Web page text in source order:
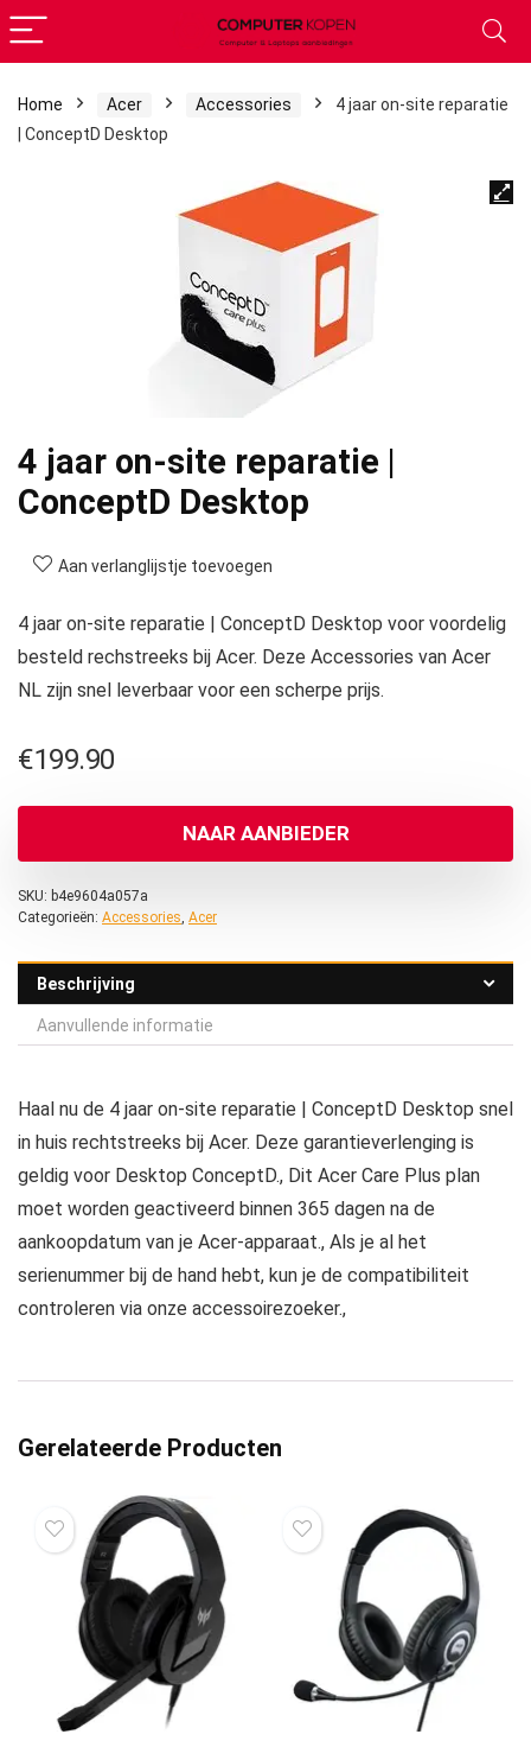
Home Acer Accessories
4 jaar on-site reparatie
| ConceptD Desktop
4 jaar on-site reparatie |
ConceptD Desktop
Aan verlanglijstje toevoegen
4 jaar on-site reparatie | ConceptD Desktop voor voordelig
besteld rechstreeks bij Acer. Deze Accessories van Acer
NL zijn snel leverbaar voor een scherpe prijs.
€199.90
NAAR AANBIEDER
SKU: b4e9604a057a
Categorieën: Accessories, Acer
Beschrijving
Aanvullende informatie
Haal nu de 4 jaar on-site reparatie | ConceptD Desktop snel
in huis rechtstreeks bij Acer. Deze garantieverlenging is
geldig voor Desktop ConceptD., Dit Acer Care Plus plan
moet worden geactiveerd binnen 365 dagen na de
aankoopdatum van je Acer-apparaat., Als je al het
serienummer bij de hand hebt, kun je de compatibiliteit
controleren via onze accessoirezoeker.,
Gerelateerde Producten